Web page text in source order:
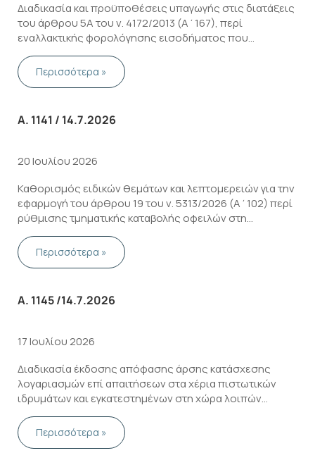
Διαδικασία και προϋποθέσεις υπαγωγής στις διατάξεις
του άρθρου 5Α του ν. 4172/2013 (Α΄167), περί
εναλλακτικής φορολόγησης εισοδήματος που
προκύπτει στην αλλοδαπή φυσικών προσώπων που
μεταφέρουν τη φορολογική τους κατοικία στην Ελλάδα.
Περισσότερα »
Α. 1141 / 14.7.2026
20 Ιουλίου 2026
Καθορισμός ειδικών θεμάτων και λεπτομερειών για την
εφαρμογή του άρθρου 19 του ν. 5313/2026 (Α΄102) περί
ρύθμισης τμηματικής καταβολής οφειλών στη
Φορολογική Διοίκηση σε έως εβδομήντα δύο (72)
δόσεις.Περισσότερα »
Α. 1145 /14.7.2026
17 Ιουλίου 2026
Διαδικασία έκδοσης απόφασης άρσης κατάσχεσης
λογαριασμών επί απαιτήσεων στα χέρια πιστωτικών
ιδρυμάτων και εγκατεστημένων στη χώρα λοιπών
υπόχρεων προσώπων κατ’ άρθρο 62 του ν. 4170/2013 (Α’
163) για βεβαιωμένες οφειλές στη Φορολογική Διοίκηση
κατ’ άρθρο 18 ν. 5313/2026 (Α’ 102)
Περισσότερα »